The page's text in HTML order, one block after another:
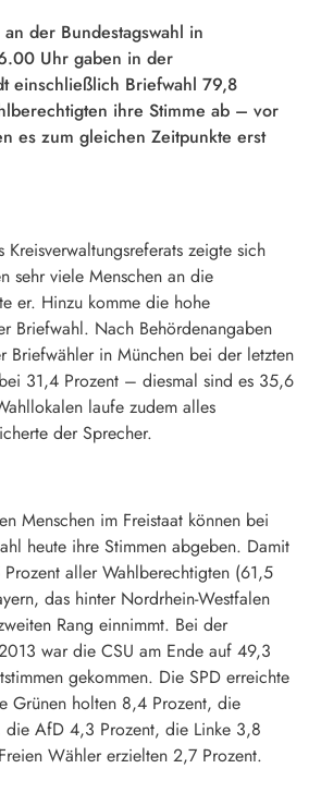
der Bundestagswahl in
Uhr gaben in der
einschließlich Briefwahl 79,8
ihre Stimme ab – vor
es zum gleichen Zeitpunkte erst
Kreisverwaltungsreferats zeigte sich
sehr viele Menschen an die
er. Hinzu komme die hohe
Briefwahl. Nach Behördenangaben
Briefwähler in München bei der letzten
31,4 Prozent – diesmal sind es 35,6
laufe zudem alles
der Sprecher.
Menschen im Freistaat können bei
heute ihre Stimmen abgeben. Damit
Prozent aller Wahlberechtigten (61,5
das hinter Nordrhein-Westfalen
Rang einnimmt. Bei der
war die CSU am Ende auf 49,3
gekommen. Die SPD erreichte
Grünen holten 8,4 Prozent, die
die AfD 4,3 Prozent, die Linke 3,8
Wähler erzielten 2,7 Prozent.